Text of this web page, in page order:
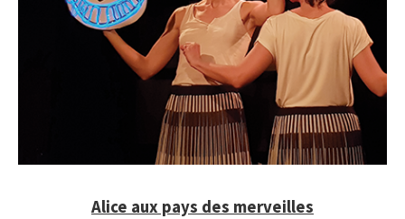
Alice aux pays des merveilles